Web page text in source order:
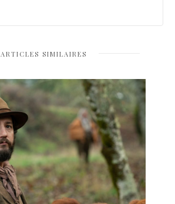
ARTICLES SIMILAIRES